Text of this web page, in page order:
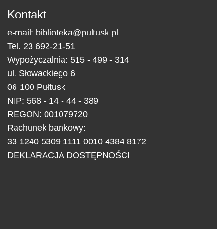
Kontakt
e-mail: biblioteka@pultusk.pl
Tel. 23 692-21-51
Wypożyczalnia: 515 - 499 - 314
ul. Słowackiego 6
06-100 Pułtusk
NIP: 568 - 14 - 44 - 389
REGON: 001079720
Rachunek bankowy:
33 1240 5309 1111 0010 4384 8172
DEKLARACJA DOSTĘPNOŚCI